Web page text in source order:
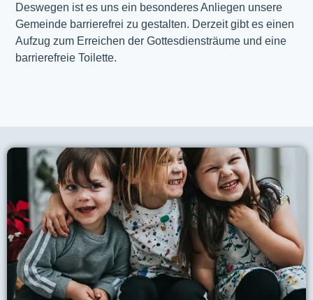
Deswegen ist es uns ein besonderes Anliegen unsere
Gemeinde barrierefrei zu gestalten. Derzeit gibt es einen
Aufzug zum Erreichen der Gottesdiensträume und eine
barrierefreie Toilette.